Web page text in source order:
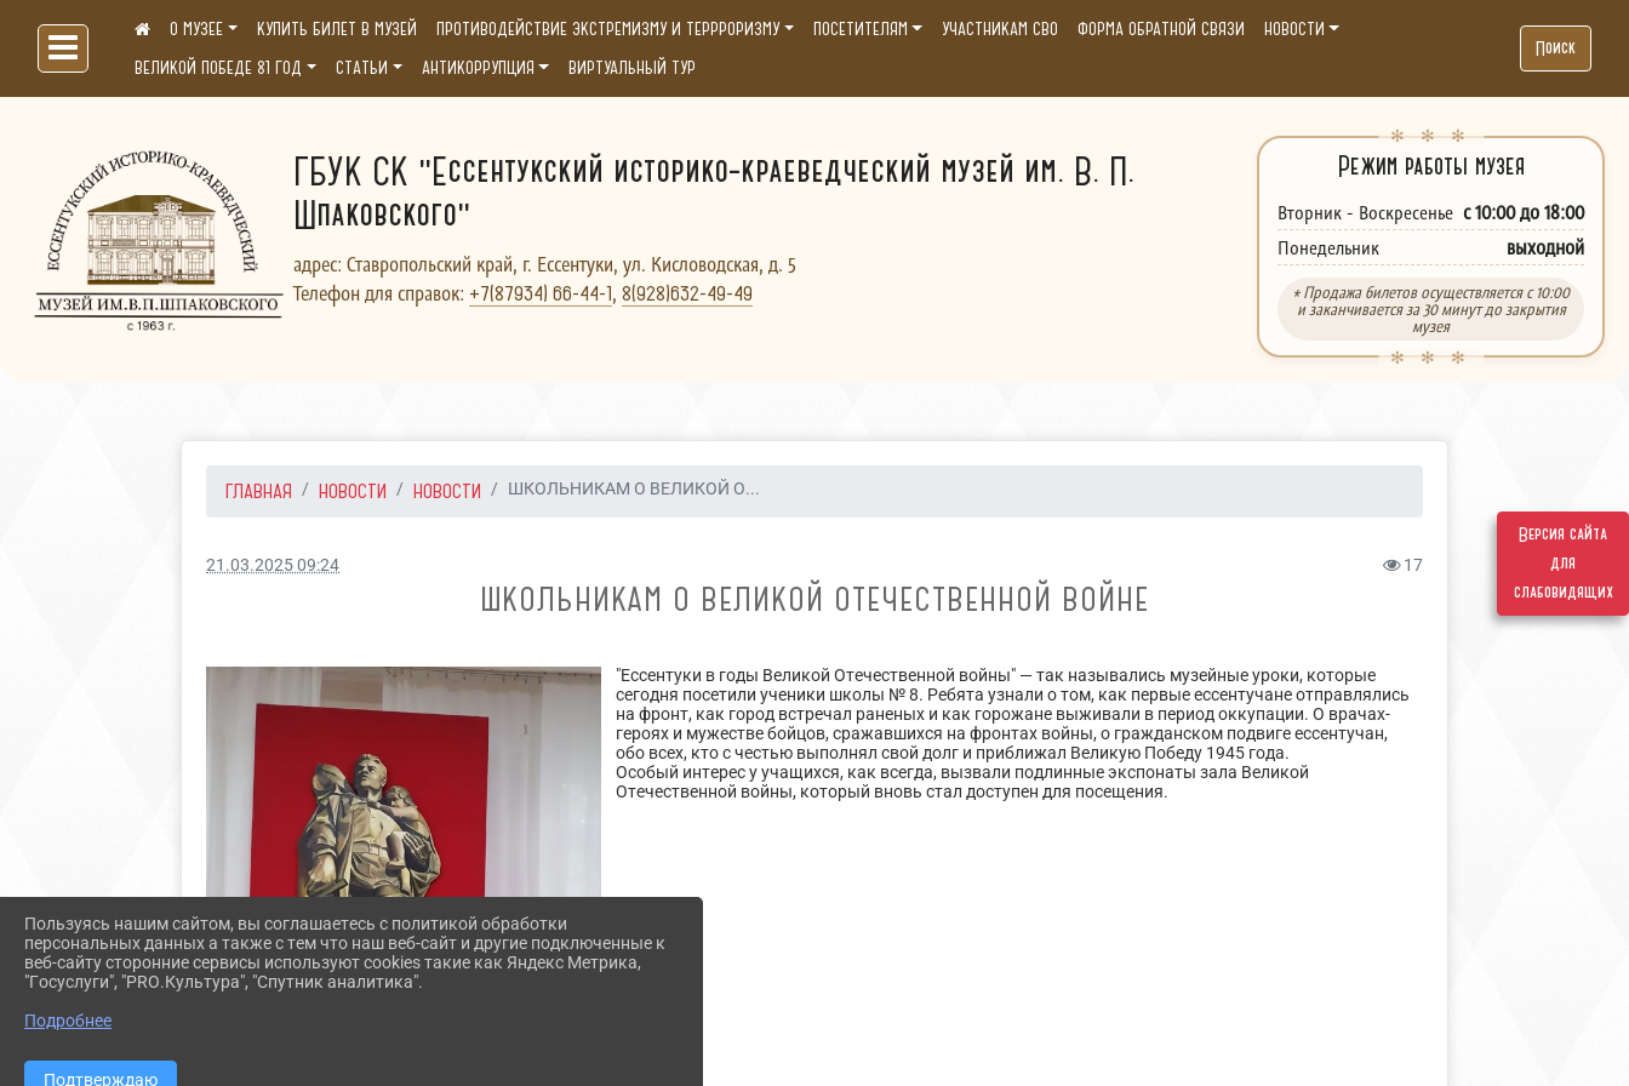
Версия сайта
для
слабовидящих
Больше, чем музей...О МУЗЕЕ КУПИТЬ БИЛЕТ В МУЗЕЙ ПРОТИВОДЕЙСТВИЕ ЭКСТРЕМИЗМУ И ТЕРРРОРИЗМУ ПОСЕТИТЕЛЯМ УЧАСТНИКАМ СВО ФОРМА ОБРАТНОЙ СВЯЗИ
НОВОСТИ
ВЕЛИКОЙ ПОБЕДЕ 81 ГОД
СТАТЬИ АНТИКОРРУПЦИЯ ВИРТУАЛЬНЫЙ ТУР
Поиск
ГБУК СК "Ессентукский историко-краеведческий музей им. В. П.
Шпаковского"
адрес: Ставропольский край, г. Ессентуки, ул. Кисловодская, д. 5
Телефон для справок: +7(87934) 66-44-1, 8(928)632-49-49
Режим работы музея
Вторник - Воскресенье с 10:00 до 18:00
Понедельник выходной
* Продажа билетов осуществляется с 10:00
и заканчивается за 30 минут до закрытия
музея
ГЛАВНАЯ НОВОСТИ НОВОСТИ ШКОЛЬНИКАМ О ВЕЛИКОЙ О...
21.03.2025 09:24 17
ШКОЛЬНИКАМ О ВЕЛИКОЙ ОТЕЧЕСТВЕННОЙ ВОЙНЕ
"Ессентуки в годы Великой Отечественной войны" — так назывались музейные уроки, которые
сегодня посетили ученики школы № 8. Ребята узнали о том, как первые ессентучане отправлялись
на фронт, как город встречал раненых и как горожане выживали в период оккупации. О врачах-
героях и мужестве бойцов, сражавшихся на фронтах войны, о гражданском подвиге ессентучан,
обо всех, кто с честью выполнял свой долг и приближал Великую Победу 1945 года.
Особый интерес у учащихся, как всегда, вызвали подлинные экспонаты зала Великой
Отечественной войны, который вновь стал доступен для посещения.
Пользуясь нашим сайтом, вы соглашаетесь с политикой обработки
персональных данных а также с тем что наш веб-сайт и другие подключенные к
веб-сайту сторонние сервисы используют cookies такие как Яндекс Метрика,
"Госуслуги", "PRO.Культура", "Спутник аналитика".
Подробнее
Подтверждаю